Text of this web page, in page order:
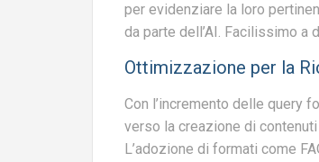
per evidenziare la loro
da parte dell’AI. Facilissimo a
Ottimizzazione per la
Con l’incremento delle query
verso la creazione di
L’adozione di formati come